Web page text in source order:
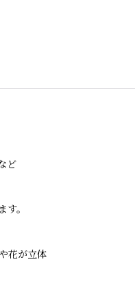
ど
。
花が立体